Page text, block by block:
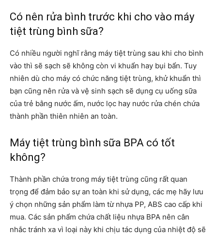
Có nên rửa bình trước khi cho vào máy
tiệt trùng bình sữa?
Có nhiều người nghĩ rằng máy tiệt trùng sau khi cho bình
vào thì sẽ sạch sẽ không còn vi khuẩn hay bụi bẩn. Tuy
nhiên dù cho máy có chức năng tiệt trùng, khử khuẩn thì
bạn cũng nên rửa và vệ sinh sạch sẽ dụng cụ uống sữa
của trẻ bằng nước ấm, nước lọc hay nước rửa chén chứa
thành phần thiên nhiên an toàn.
Máy tiệt trùng bình sữa BPA có tốt
không?
Thành phần chứa trong máy tiệt trùng cũng rất quan
trọng để đảm bảo sự an toàn khi sử dụng, các mẹ hãy lưu
ý chọn những sản phẩm làm từ nhựa PP, ABS cao cấp khi
mua. Các sản phẩm chứa chất liệu nhựa BPA nên cân
nhắc tránh xa vì loại này khi chịu tác dụng của nhiệt độ sẽ